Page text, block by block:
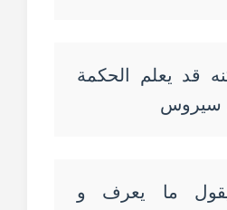
قد يعلم الحكمة
سيروس
يقول ما يعرف و